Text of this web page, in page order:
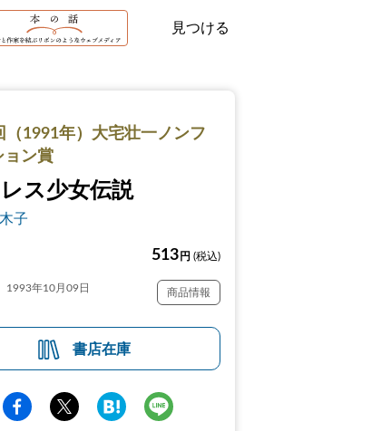
見つける
（1991年）大宅壮一ノンフ
ョン賞
ス少女伝説
子
513 円 (税込)
1993年10月09日 商品情報
書店在庫